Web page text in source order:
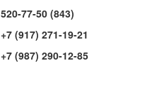
520-77-50 (843)
+7 (917) 271-19-21
+7 (987) 290-12-85